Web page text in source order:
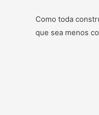
Como toda
que sea menos